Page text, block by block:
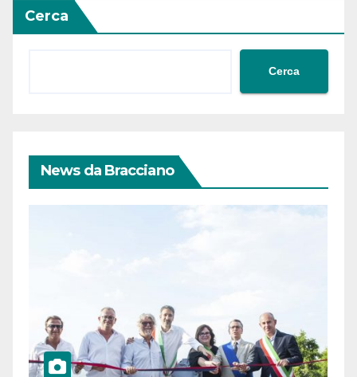
Cerca
Cerca
News da Bracciano